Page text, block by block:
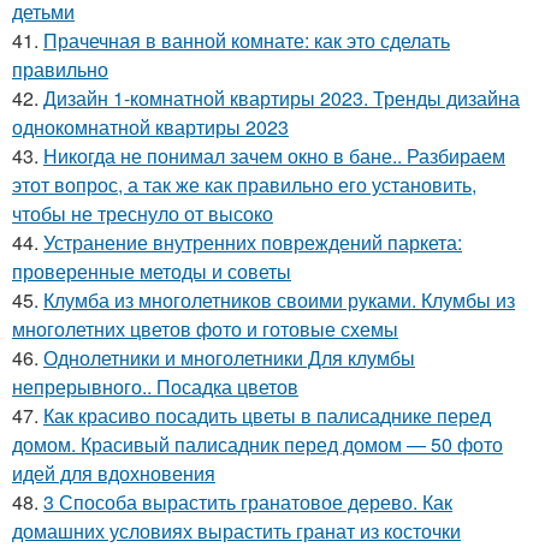
детьми
41. Прачечная в ванной комнате: как это сделать
правильно
42. Дизайн 1-комнатной квартиры 2023. Тренды дизайна
однокомнатной квартиры 2023
43. Никогда не понимал зачем окно в бане.. Разбираем
этот вопрос, а так же как правильно его установить,
чтобы не треснуло от высоко
44. Устранение внутренних повреждений паркета:
проверенные методы и советы
45. Клумба из многолетников своими руками. Клумбы из
многолетних цветов фото и готовые схемы
46. Однолетники и многолетники Для клумбы
непрерывного.. Посадка цветов
47. Как красиво посадить цветы в палисаднике перед
домом. Красивый палисадник перед домом — 50 фото
идей для вдохновения
48. 3 Способа вырастить гранатовое дерево. Как
домашних условиях вырастить гранат из косточки